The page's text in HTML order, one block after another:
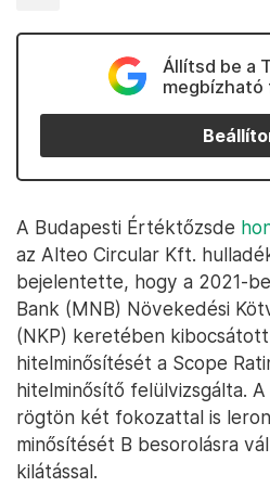
Állítsd be a
megbízható
A Budapesti Értéktőzsde
az Alteo Circular Kft.
bejelentette, hogy a 2021-
Bank (MNB) Növekedési
(NKP) keretében
hitelminősítését a Scope
hitelminősítő felülvizsgálta.
rögtön két fokozattal is
minősítését B besorolásra
kilátással.